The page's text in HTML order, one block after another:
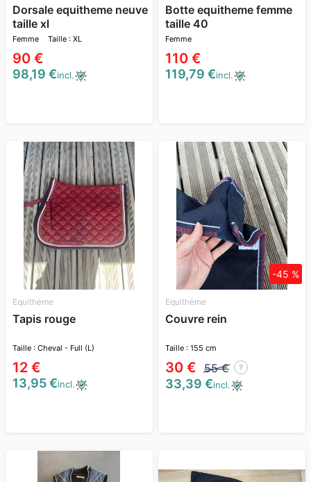
Dorsale equitheme neuve
taille xl
Femme Taille : XL
90 €
98,19 €incl.
Botte equitheme femme
taille 40
Femme
110 €
119,79 €incl.
Equithème
Tapis rouge
Taille : Cheval - Full (L)
12 €
13,95 €incl.
Equithème
Couvre rein
Taille : 155 cm
30 € 55 € ?
-45 %
33,39 €incl.